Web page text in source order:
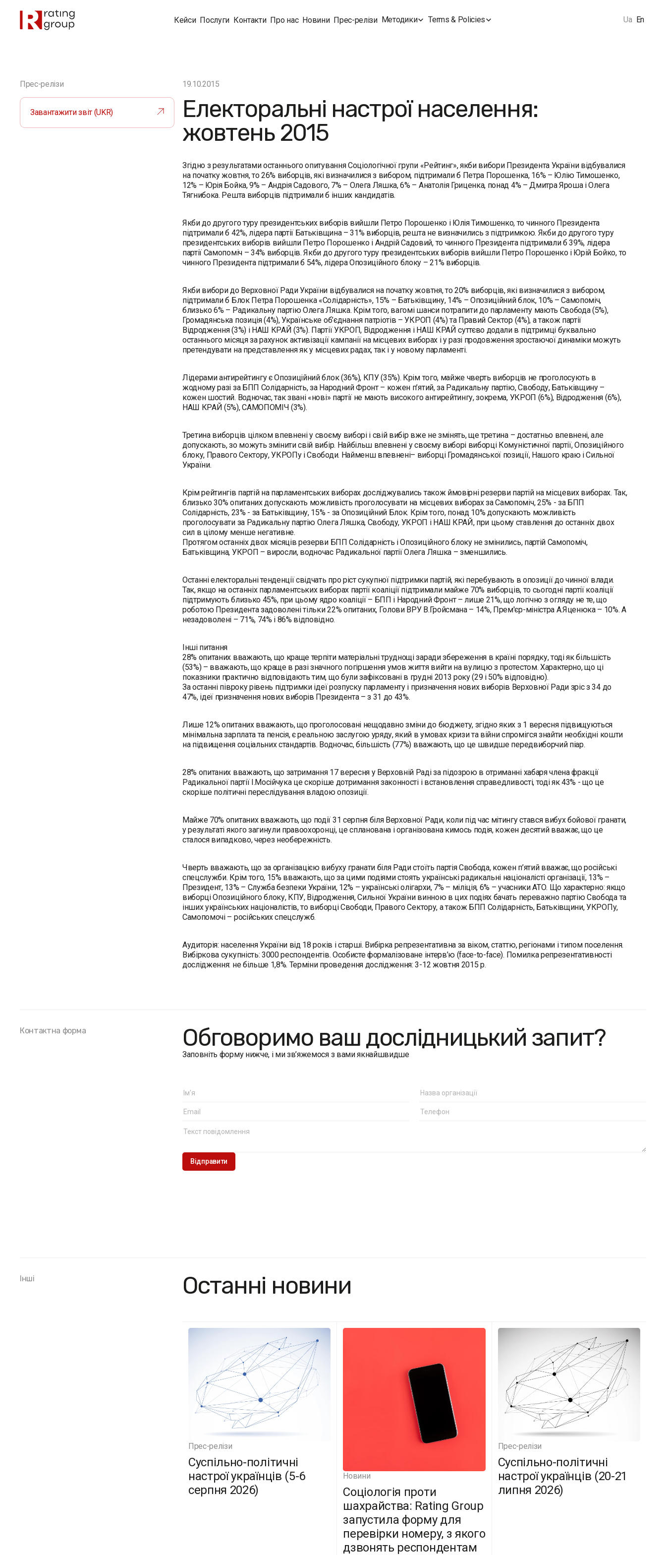
Кейси Послуги Контакти Про нас Новини Прес-релізи Методики Terms & Policies Ua En
Прес-релізи
Завантажити звіт (UKR)
19.10.2015
Електоральні настрої населення:
жовтень 2015
Згідно з результатами останнього опитування Соціологічної групи «Рейтинг», якби вибори Президента України відбувалися
на початку жовтня, то 26% виборців, які визначилися з вибором, підтримали б Петра Порошенка, 16% – Юлію Тимошенко,
12% – Юрія Бойка, 9% – Андрія Садового, 7% – Олега Ляшка, 6% – Анатолія Гриценка, понад 4% – Дмитра Яроша і Олега
Тягнибока. Решта виборців підтримали б інших кандидатів.
Якби до другого туру президентських виборів вийшли Петро Порошенко і Юлія Тимошенко, то чинного Президента
підтримали б 42%, лідера партії Батьківщина – 31% виборців, решта не визначились з підтримкою. Якби до другого туру
президентських виборів вийшли Петро Порошенко і Андрій Садовий, то чинного Президента підтримали б 39%, лідера
партії Самопоміч – 34% виборців. Якби до другого туру президентських виборів вийшли Петро Порошенко і Юрій Бойко, то
чинного Президента підтримали б 54%, лідера Опозиційного блоку – 21% виборців.
Якби вибори до Верховної Ради України відбувалися на початку жовтня, то 20% виборців, які визначилися з вибором,
підтримали б Блок Петра Порошенка «Солідарність», 15% – Батьківщину, 14% – Опозиційний блок, 10% – Самопоміч,
близько 6% – Радикальну партію Олега Ляшка. Крім того, вагомі шанси потрапити до парламенту мають Свобода (5%),
Громадянська позиція (4%), Українське об’єднання патріотів – УКРОП (4%) та Правий Сектор (4%), а також партії
Відродження (3%) і НАШ КРАЙ (3%). Партії УКРОП, Відродження і НАШ КРАЙ суттєво додали в підтримці буквально
останнього місяця за рахунок активізації кампанії на місцевих виборах і у разі продовження зростаючої динаміки можуть
претендувати на представлення як у місцевих радах, так і у новому парламенті.
Лідерами антирейтингу є Опозиційний блок (36%), КПУ (35%). Крім того, майже чверть виборців не проголосують в
жодному разі за БПП Солідарність, за Народний Фронт – кожен п’ятий, за Радикальну партію, Свободу, Батьківщину –
кожен шостий. Водночас, так звані «нові» партії не мають високого антирейтингу, зокрема, УКРОП (6%), Відродження (6%),
НАШ КРАЙ (5%), САМОПОМІЧ (3%).
Третина виборців цілком впевнені у своєму виборі і свій вибір вже не змінять, ще третина – достатньо впевнені, але
допускають, зо можуть змінити свій вибір. Найбільш впевнені у своєму виборі виборці Комуністичної партії, Опозиційного
блоку, Правого Сектору, УКРОПу і Свободи. Найменш впевнені– виборці Громадянської позиції, Нашого краю і Сильної
України.
Крім рейтингів партій на парламентських виборах досліджувались також ймовірні резерви партій на місцевих виборах. Так,
близько 30% опитаних допускають можливість проголосувати на місцевих виборах за Самопоміч, 25% - за БПП
Солідарність, 23% - за Батьківщину, 15% - за Опозиційний Блок. Крім того, понад 10% допускають можливість
проголосувати за Радикальну партію Олега Ляшка, Свободу, УКРОП і НАШ КРАЙ, при цьому ставлення до останніх двох
сил в цілому менше негативне.
Протягом останніх двох місяців резерви БПП Солідарність і Опозиційного блоку не змінились, партій Самопоміч,
Батьківщина, УКРОП – виросли, водночас Радикальної партії Олега Ляшка – зменшились.
Останні електоральні тенденції свідчать про ріст сукупної підтримки партій, які перебувають в опозиції до чинної влади.
Так, якщо на останніх парламентських виборах партії коаліції підтримали майже 70% виборців, то сьогодні партії коаліції
підтримують близько 45%, при цьому ядро коаліції – БПП і Народний Фронт – лише 21%, що логічно з огляду не те, що
роботою Президента задоволені тільки 22% опитаних, Голови ВРУ В.Гройсмана – 14%, Прем'єр-міністра А.Яценюка – 10%. А
незадоволені – 71%, 74% і 86% відповідно.
Інші питання
28% опитаних вважають, що краще терпіти матеріальні труднощі заради збереження в країні порядку, тоді як більшість
(53%) – вважають, що краще в разі значного погіршення умов життя вийти на вулицю з протестом. Характерно, що ці
показники практично відповідають тим, що були зафіксовані в грудні 2013 року (29 і 50% відповідно).
За останні півроку рівень підтримки ідеї розпуску парламенту і призначення нових виборів Верховної Ради зріс з 34 до
47%, ідеї призначення нових виборів Президента – з 31 до 43%.
Лише 12% опитаних вважають, що проголосовані нещодавно зміни до бюджету, згідно яких з 1 вересня підвищуються
мінімальна зарплата та пенсія, є реальною заслугою уряду, який в умовах кризи та війни спромігся знайти необхідні кошти
на підвищення соціальних стандартів. Водночас, більшість (77%) вважають, що це швидше передвиборчий пiар.
28% опитаних вважають, що затримання 17 вересня у Верховній Раді за підозрою в отриманні хабаря члена фракції
Радикальної партії І.Мосійчука це скоріше дотримання законності і встановлення справедливості, тоді як 43% - що це
скоріше політичні переслідування владою опозиції.
Майже 70% опитаних вважають, що події 31 серпня біля Верховної Ради, коли під час мітингу стався вибух бойової гранати,
у результаті якого загинули правоохоронці, це спланована і організована кимось подія, кожен десятий вважає, що це
сталося випадково, через необережність.
Чверть вважають, що за організацією вибуху гранати біля Ради стоїть партія Свобода, кожен п’ятий вважає, що російські
спецслужби. Крім того, 15% вважають, що за цими подіями стоять українські радикальні націоналісті організації, 13% –
Президент, 13% – Служба безпеки України, 12% – українські олігархи, 7% – міліція, 6% – учасники АТО. Що характерно: якщо
виборці Опозиційного блоку, КПУ, Відродження, Сильної України винною в цих подіях бачать переважно партію Свобода та
інших українських націоналістів, то виборці Свободи, Правого Сектору, а також БПП Солідарність, Батьківщини, УКРОПу,
Самопомочі – російських спецслужб.
Аудиторія: населення України від 18 років і старші. Вибірка репрезентативна за віком, статтю, регіонами і типом поселення.
Вибіркова сукупність: 3000 респондентів. Особисте формалізоване інтерв’ю (face-to-face). Помилка репрезентативності
дослідження: не більше 1,8%. Терміни проведення дослідження: 3-12 жовтня 2015 р.
Контактна форма Обговоримо ваш дослідницький запит?
Заповніть форму нижче, і ми зв’яжемося з вами якнайшвидше
Інші Останні новини
Прес-релізи
Суспільно-політичні
настрої українців (5-6
серпня 2026)
Новини
Соціологія проти
шахрайства: Rating Group
запустила форму для
перевірки номеру, з якого
дзвонять респондентам
Прес-релізи
Суспільно-політичні
настрої українців (20-21
липня 2026)